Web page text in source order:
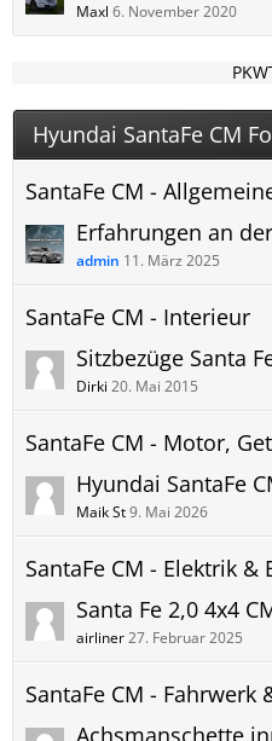
Maxl 6. November 2020
Hyundai SantaFe CM
SantaFe CM -
admin 11. März 2025
SantaFe CM - Interieur
Dirki 20. Mai 2015
SantaFe CM - Motor,
Maik St9. Mai 2026
SantaFe CM - Elektrik &
airliner27. Februar 2025
SantaFe CM - Fahrwerk